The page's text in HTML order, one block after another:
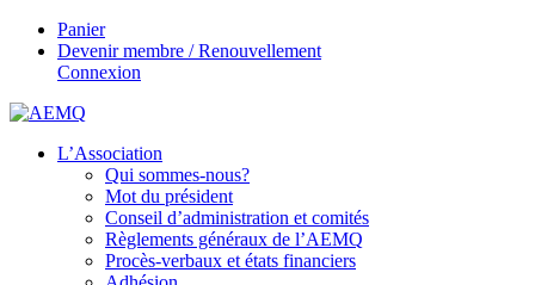
Panier
Devenir membre / Renouvellement
Connexion
L’Association
Qui sommes-nous?
Mot du président
Conseil d’administration et comités
Règlements généraux de l’AEMQ
Procès-verbaux et états financiers